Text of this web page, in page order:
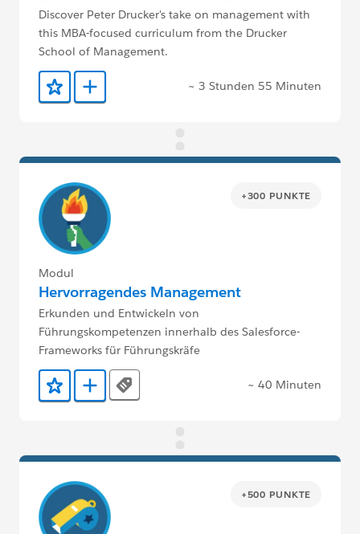
Discover Peter Drucker's take on management with
this MBA-focused curriculum from the Drucker
School of Management.
Zu Favoriten hinzufügen
Zu Trailmix hinzufügen~ 3 Stunden 55 Minuten
+300 PUNKTE
Modul
Hervorragendes Management
Erkunden und Entwickeln von
Führungskompetenzen innerhalb des Salesforce-
Frameworks für Führungskräfe
Zu Favoriten hinzufügen
Zu Trailmix hinzufügen
Tags ~ 40 Minuten
+500 PUNKTE